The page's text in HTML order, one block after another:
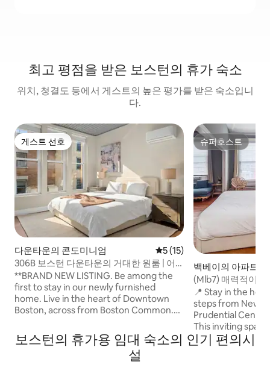
최고 평점을 받은 보스턴의 휴가 숙소
위치, 청결도 등에서 게스트의 높은 평가를 받은 숙소입니
다.
게스트 선호
게스트 선호
다운타운의 콘도미니엄 평점 5점(5점 만점), 후기 15
5 (15)
306B 보스턴 다운타운의 거대한 원룸 | 어
디든 걸어서 갈 수 있습니다
**BRAND NEW LISTING. Be among the
first to stay in our newly furnished
home. Live in the heart of Downtown
Boston, across from Boston Common.
and many of Boston's most iconic
attractions. No Uber needed. Just walk.
Location: This property is located in
슈퍼호스트
슈퍼호스트
백베이의 아파트
(Mlb7) 매력적이고
오
📍 Stay in the
steps from
Prudential
This inviting
top
and Women’s,
보스턴의 휴가용 임대 숙소의 인기 편의시
설